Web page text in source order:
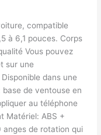
compatible
à 6,1 pouces. Corps
Vous pouvez
sur une
dans une
de ventouse en
au téléphone
Matériel: ABS +
de rotation qui